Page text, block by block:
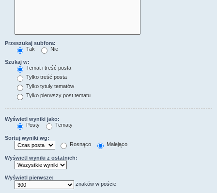
Przeszukaj subfora:
Tak
Nie
Szukaj w:
Temat i treść posta
Tylko treść posta
Tylko tytuły tematów
Tylko pierwszy post tematu
Wyświetl wyniki jako:
Posty
Tematy
Sortuj wyniki wg:
Rosnąco
Malejąco
Wyświetl wyniki z ostatnich:
Wyświetl pierwsze:
znaków w poście